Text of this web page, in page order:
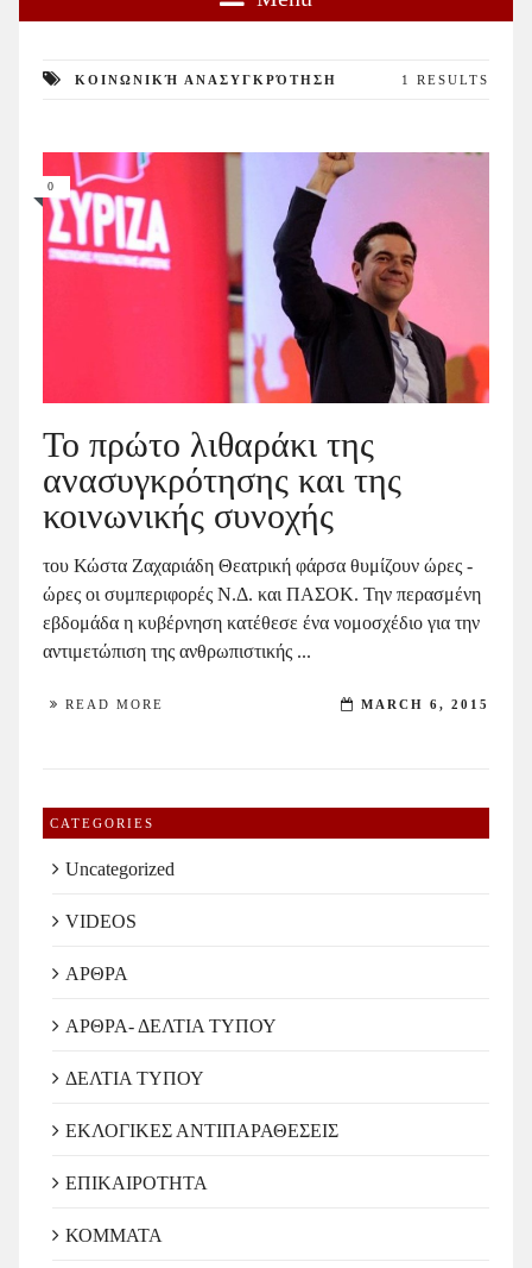
ΚΟΙΝΩΝΙΚΉ ΑΝΑΣΥΓΚΡΌΤΗΣΗ 1 RESULTS
0
Το πρώτο λιθαράκι της
ανασυγκρότησης και της
κοινωνικής συνοχής
του Κώστα Ζαχαριάδη Θεατρική φάρσα θυμίζουν ώρες -
ώρες οι συμπεριφορές Ν.Δ. και ΠΑΣΟΚ. Την περασμένη
εβδομάδα η κυβέρνηση κατέθεσε ένα νομοσχέδιο για την
αντιμετώπιση της ανθρωπιστικής ...
READ MORE MARCH 6, 2015
CATEGORIES
Uncategorized
VIDEOS
ΑΡΘΡΑ
ΑΡΘΡΑ- ΔΕΛΤΙΑ ΤΥΠΟΥ
ΔΕΛΤΙΑ ΤΥΠΟΥ
ΕΚΛΟΓΙΚΕΣ ΑΝΤΙΠΑΡΑΘΕΣΕΙΣ
ΕΠΙΚΑΙΡΟΤΗΤΑ
ΚΟΜΜΑΤΑ